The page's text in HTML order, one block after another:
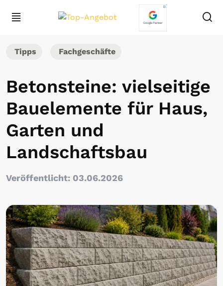
Tipps Fachgeschäfte
Betonsteine: vielseitige
Bauelemente für Haus,
Garten und
Landschaftsbau
Veröffentlicht: 03.06.2026